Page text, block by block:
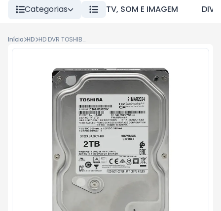
Categorias TV, SOM E IMAGEM
Início HD HD DVR TOSHIBA 2TB SURVEILLANCE DT02ABA200V